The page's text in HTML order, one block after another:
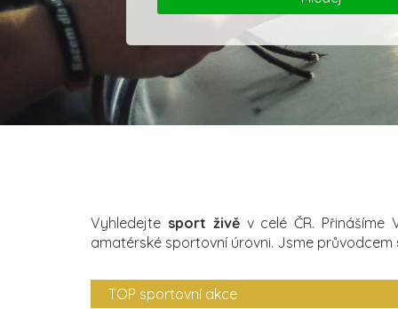
Vyhledejte sport živěv celé ČR. Přinášíme
amatérské sportovní úrovni. Jsme průvodcem
TOP sportovní akce